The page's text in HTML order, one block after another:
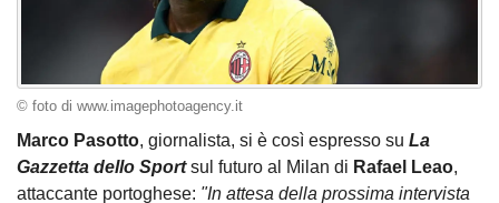
© foto di www.imagephotoagency.it
Marco Pasotto, giornalista, si è così espresso su La
Gazzetta dello Sportsul futuro al Milan di Rafael Leao,
attaccante portoghese: "In attesa della prossima intervista